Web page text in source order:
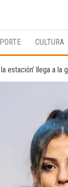
CULTURA
estación’ llega a